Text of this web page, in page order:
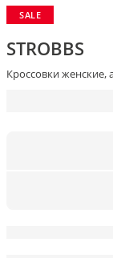
SALE
STROBBS
Кроссовки женские,